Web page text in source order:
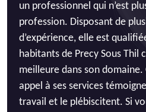
un professionnel qui n’est
profession. Disposant de
d’expérience, elle est
habitants de Precy Sous Thil
meilleure dans son
appel à ses services
travail et le plébiscitent. Si